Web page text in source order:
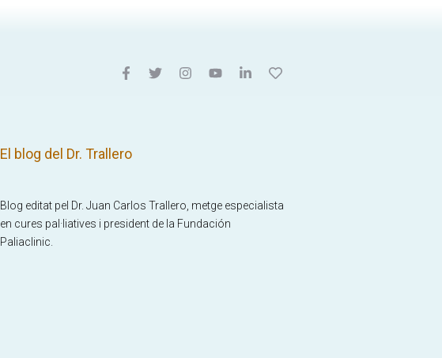
El blog del Dr. Trallero
Blog editat pel Dr. Juan Carlos Trallero, metge especialista
en cures pal·liatives i president de la Fundación
Paliaclinic.